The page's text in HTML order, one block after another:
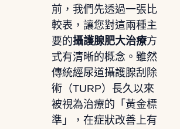
前，我們先透過一張比
較表，讓您對這兩種主
要的攝護腺肥大治療方
式有清晰的概念。雖然
傳統經尿道攝護腺刮除
術（TURP）長久以來
被視為治療的「黃金標
準」，在症狀改善上有